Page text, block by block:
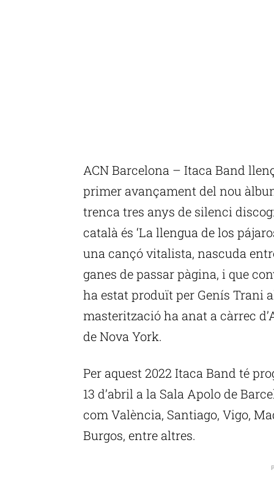
ACN Barcelona – Itaca Band
primer avançament del nou
trenca tres anys de silenci
català és ‘La llengua de los
una cançó vitalista, nascuda
ganes de passar pàgina, i que
ha estat produït per Genís Trani
masterització ha anat a càrrec
de Nova York.
Per aquest 2022 Itaca Band té
13 d’abril a la Sala Apolo de
com València, Santiago, Vigo,
Burgos, entre altres.